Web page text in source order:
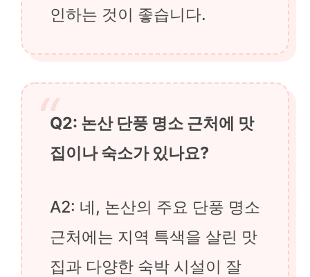
인하는 것이 좋습니다.
Q2: 논산 단풍 명소 근처에 맛
집이나 숙소가 있나요?
A2: 네, 논산의 주요 단풍 명소
근처에는 지역 특색을 살린 맛
집과 다양한 숙박 시설이 잘